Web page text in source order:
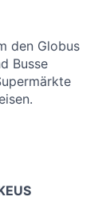
den Globus
Busse